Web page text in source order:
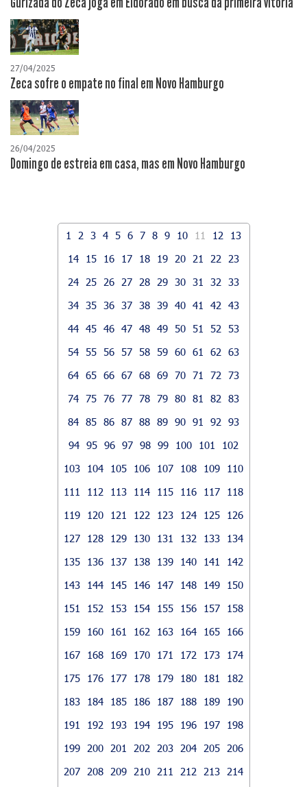
27/04/2025
Zeca sofre o empate no final em Novo Hamburgo
26/04/2025
Domingo de estreia em casa, mas em Novo Hamburgo
1 2 3 4 5 6 7 8 9 10 11 12
13
14
15 16 17 18 19 20 21 22
23
24
25 26 27 28 29 30 31 32
33
34 35 36 37 38 39 40 41 42
43
44 45 46 47 48 49 50 51 52
53
54 55 56 57 58 59 60 61 62
63
64 65 66 67 68 69 70 71 72
73
74 75 76 77 78 79 80 81 82
83
84 85 86 87 88 89 90 91 92
93
94 95 96 97 98 99 100 101
102
103
104 105 106 107 108 109
110
111
112 113 114 115 116 117
118
119
120 121 122 123 124 125
126
127
128 129 130 131 132 133
134
135
136 137 138 139 140 141
142
143
144 145 146 147 148 149
150
151
152 153 154 155 156 157
158
159
160 161 162 163 164 165
166
167
168 169 170 171 172 173
174
175
176 177 178 179 180 181
182
183
184 185 186 187 188 189
190
191
192 193 194 195 196 197
198
199
200 201 202 203 204 205
206
207
208 209 210 211 212 213
214